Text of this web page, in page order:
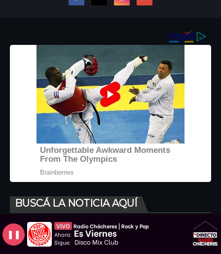
BUSCÁ LA NOTICIA AQUÍ
VIVO Radio Chécheres | Rock y Pop
Ahora: Es Viernes
Sigue: Disco Mix Club